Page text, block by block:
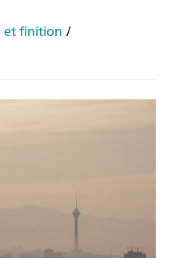
et finition /